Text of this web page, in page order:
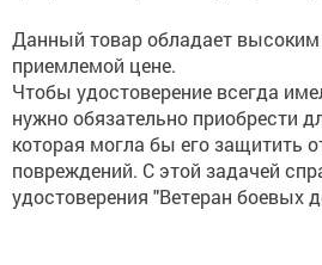
Данный товар обладает
приемлемой цене.
Чтобы удостоверение всегда
нужно обязательно приобрести
которая могла бы его защитить
повреждений. С этой задачей
удостоверения "Ветеран боевых